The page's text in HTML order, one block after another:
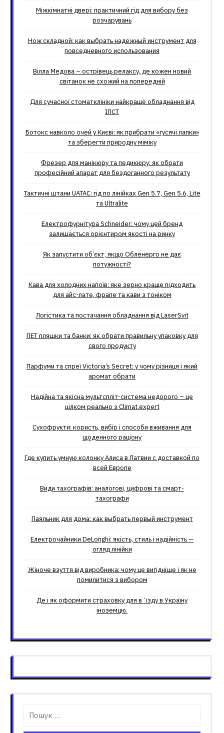
Міжкімнатні двері: практичний гід для вибору без
розчарувань
Нож складной: как выбрать надёжный инструмент для
повседневного использования
Вілла Медова – острівець релаксу, де кожен новий
світанок не схожий на попередній
Для сучасної стоматклініки найкраще обладнання від
ІПСТ
Ботокс навколо очей у Києві: як прибрати «гусячі лапки»
та зберегти природну міміку
Фрезер для манікюру та педикюру: як обрати
професійний апарат для бездоганного результату
Тактичні штани UATAC: гід по лінійках Gen 5.7, Gen 5.6, Lite
та Ultralite
Електрофурнітура Schneider: чому цей бренд
залишається орієнтиром якості на ринку
Як запустити об’єкт, якщо Обленерго не дає
потужності?
Кава для холодних напоїв: яке зерно краще підходить
для айс-лате, фрапе та кави з тоніком
Логістика та постачання обладнання від LaserSvit
ПЕТ пляшки та банки: як обрати правильну упаковку для
свого продукту
Парфуми та спреї Victoria’s Secret: у чому різниця і який
аромат обрати
Надійна та якісна мультспліт-система недорого – це
цілком реально з Climat.еxpert
Сухофрукти: користь, вибір і способи вживання для
щоденного раціону
Где купить умную колонку Алиса в Латвии с доставкой по
всей Европе
Види тахографів: аналогові, цифрові та смарт-
тахографи
Паяльник для дома: как выбрать первый инструмент
Електрочайники DeLonghi: якість, стиль і надійність —
огляд лінійки
Жіноче взуття від виробника: чому це вигідніше і як не
помилитися з вибором
Де і як оформити страховку для вʼїзду в Україну
іноземцю.